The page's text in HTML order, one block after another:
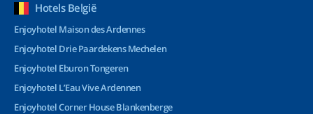
Hotels België
Enjoyhotel Maison des Ardennes
Enjoyhotel Drie Paardekens Mechelen
Enjoyhotel Eburon Tongeren
Enjoyhotel L’Eau Vive Ardennen
Enjoyhotel Corner House Blankenberge